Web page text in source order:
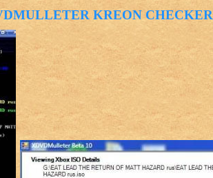
KREON CHECKER